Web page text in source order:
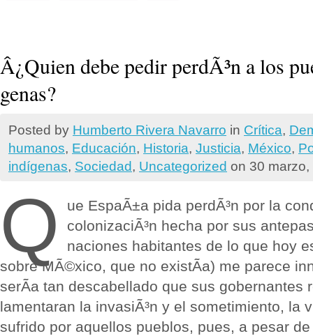
Â¿Quien debe pedir perdÃ³n a los
genas?
Posted by Humberto Rivera Navarro in Crí­tica,
humanos, Educación, Historia, Justicia, México,
indígenas, Sociedad, Uncategorized on 30
Q
ue EspaÃ±a pida perdÃ³n por la
colonizaciÃ³n hecha por sus
naciones habitantes de lo que hoy
sobre MÃ©xico, que no existÃ­a) me parece
serÃ­a tan descabellado que sus gobernantes
lamentaran la invasiÃ³n y el sometimiento, la
sufrido por aquellos pueblos, pues, a pesar